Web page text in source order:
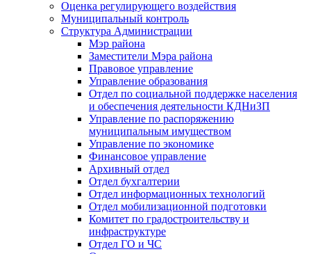
Оценка регулирующего воздействия
Муниципальный контроль
Структура Администрации
Мэр района
Заместители Мэра района
Правовое управление
Управление образования
Отдел по социальной поддержке населения
и обеспечения деятельности КДНиЗП
Управление по распоряжению
муниципальным имуществом
Управление по экономике
Финансовое управление
Архивный отдел
Отдел бухгалтерии
Отдел информационных технологий
Отдел мобилизационной подготовки
Комитет по градостроительству и
инфраструктуре
Отдел ГО и ЧС